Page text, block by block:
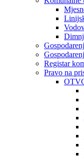
Registar
Pravo na